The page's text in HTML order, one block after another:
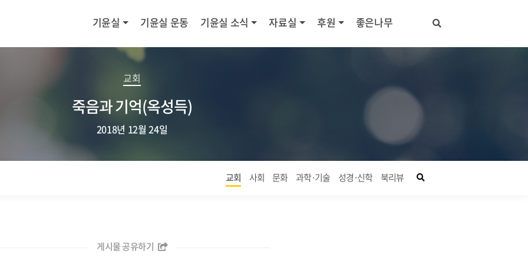
기윤실 기윤실 운동 기윤실 소식 자료실 후원 좋은나무
교회
죽음과 기억(옥성득)
2018년 12월 24일
교회 사회 문화 과학·기술 성경·신학 북리뷰 좋은나무 검색창 열기
게시물 공유하기